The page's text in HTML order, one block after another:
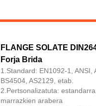
FLANGE SOLATE
Forja Brida
1.Standard: EN1092-1, ANSI,
BS4504, AS2129, etab.
2.Pertsonalizatuta:
marrazkien arabera